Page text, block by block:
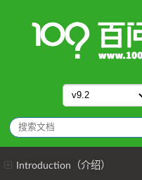
Introduction（介绍）